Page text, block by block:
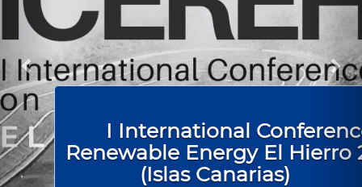
I International
Renewable Energy El Hierro
(Islas Canarias)